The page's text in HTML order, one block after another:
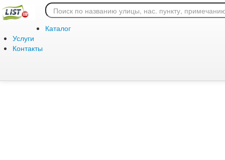
Каталог
Услуги
Контакты
Ошибка 404: страница